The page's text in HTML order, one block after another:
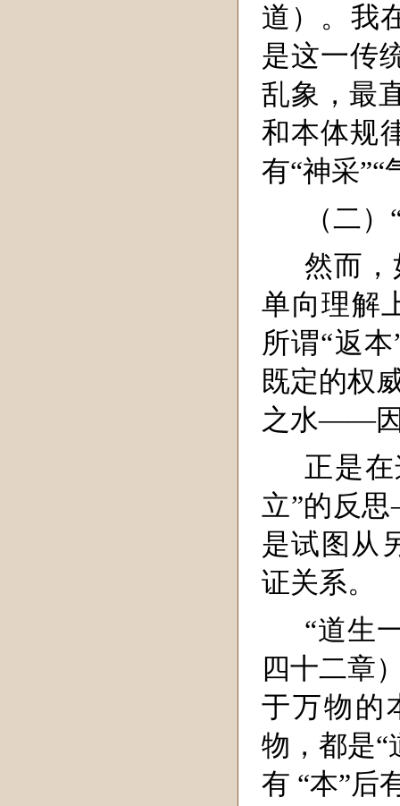
道）。我
是这一传
乱象，最
和本体规
有“神采”“
（二
然而，
单向理解
所谓“返
既定的权
之水——因
正是
立”的反
是试图从
证关系。
“道生
四十二章
于万物的
物，都是“
有 “本”后